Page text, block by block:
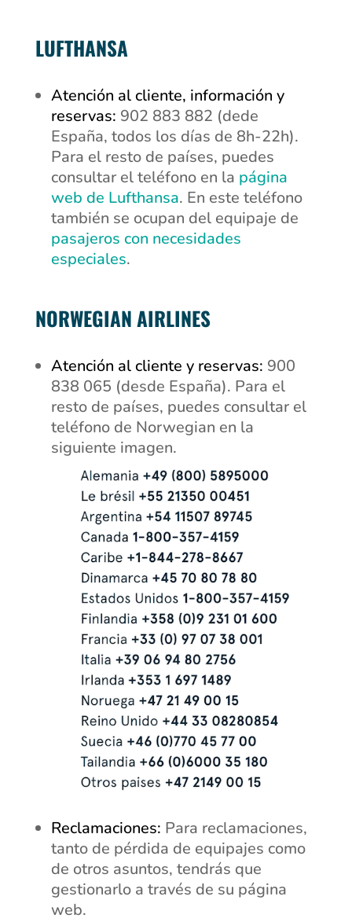
LUFTHANSA
Atención al cliente, información y
reservas: 902 883 882 (dede
España, todos los días de 8h-22h).
Para el resto de países, puedes
consultar el teléfono en la página
web de Lufthansa. En este teléfono
también se ocupan del equipaje de
pasajeros con necesidades
especiales.
NORWEGIAN AIRLINES
Atención al cliente y reservas: 900
838 065 (desde España). Para el
resto de países, puedes consultar el
teléfono de Norwegian en la
siguiente imagen.
Reclamaciones: Para reclamaciones,
tanto de pérdida de equipajes como
de otros asuntos, tendrás que
gestionarlo a través de su página
web.